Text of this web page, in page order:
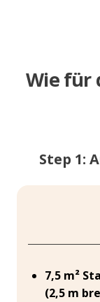
Wie für
Step 1:
7,5 m²
(2,5 m